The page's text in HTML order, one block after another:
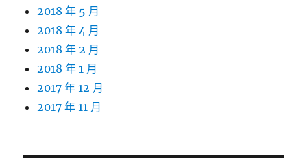
2018 年 5 月
2018 年 4 月
2018 年 2 月
2018 年 1 月
2017 年 12 月
2017 年 11 月